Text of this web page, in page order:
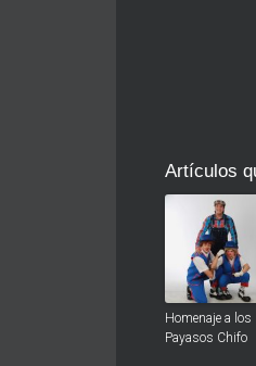
Artículos
Homenaje a los
Payasos Chifo